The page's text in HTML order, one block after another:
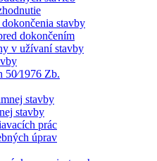
stavby
dokončením
v užívaní stavby
50⁄1976 Zb.
stavby
stavby
prác
úprav